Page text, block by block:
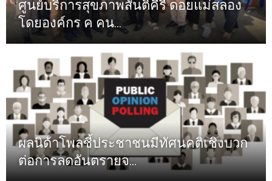
ศูนย์บริการสุขภาพสันติคีรี ดอยแม่สลอง
โดยองค์กร ค คน...
ผลนิด้าโพลชี้ประชาชนมีทัศนคติเชิงบวก
ต่อการลดอันตรายจ...